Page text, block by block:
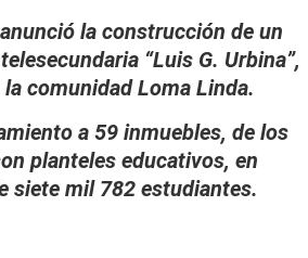
la construcción de un
“Luis G. Urbina”,
comunidad Loma Linda.
a 59 inmuebles, de los
planteles educativos, en
siete mil 782 estudiantes.